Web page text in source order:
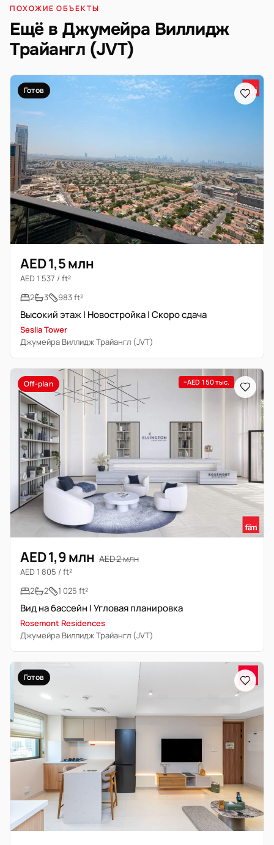
ПОХОЖИЕ ОБЪЕКТЫ
Ещё в Джумейра Виллидж
Трайангл (JVT)
Готов
AED 1,5 млн
AED 1 537 / ft²
2
3 983 ft²
Высокий этаж | Новостройка | Скоро сдача
Seslia Tower
Джумейра Виллидж Трайангл (JVT)
Off-plan −AED 150 тыс.
AED 1,9 млн AED 2 млн
AED 1 805 / ft²
2
2 1 025 ft²
Вид на бассейн | Угловая планировка
Rosemont Residences
Джумейра Виллидж Трайангл (JVT)
Готов